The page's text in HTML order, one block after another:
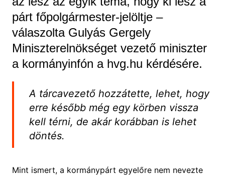
párt főpolgármester-jelöltje –
válaszolta Gulyás Gergely
Miniszterelnökséget vezető miniszter
a kormányinfón a hvg.hu kérdésére.
A tárcavezető hozzátette, lehet, hogy
erre később még egy körben vissza
kell térni, de akár korábban is lehet
döntés.
Mint ismert, a kormánypárt egyelőre nem nevezte